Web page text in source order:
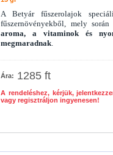
A Betyár fűszerolajok
fűszernövényekből, mely
aroma, a vitaminok és
megmaradnak.
Ára: 1285 ft
A rendeléshez, kérjük,
vagy regisztráljon ingyenesen!